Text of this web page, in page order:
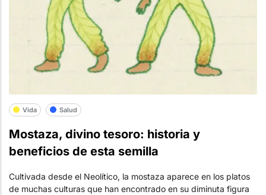
Vida Salud
Mostaza, divino tesoro: historia y
beneficios de esta semilla
Cultivada desde el Neolítico, la mostaza aparece en los platos
de muchas culturas que han encontrado en su diminuta figura